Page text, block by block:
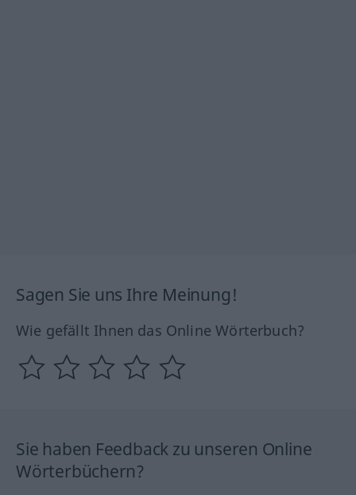
Sagen Sie uns Ihre Meinung!
Wie gefällt Ihnen das Online Wörterbuch?
Sie haben Feedback zu unseren Online
Wörterbüchern?